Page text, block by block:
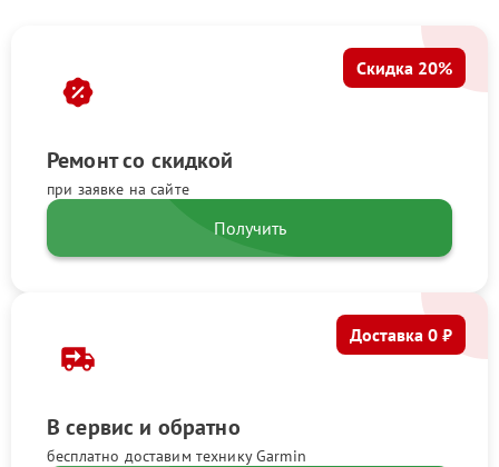
Ремонт со скидкой
при заявке на сайте
Скидка 20%
Получить
В сервис и обратно
бесплатно доставим технику Garmin
Доставка 0 ₽